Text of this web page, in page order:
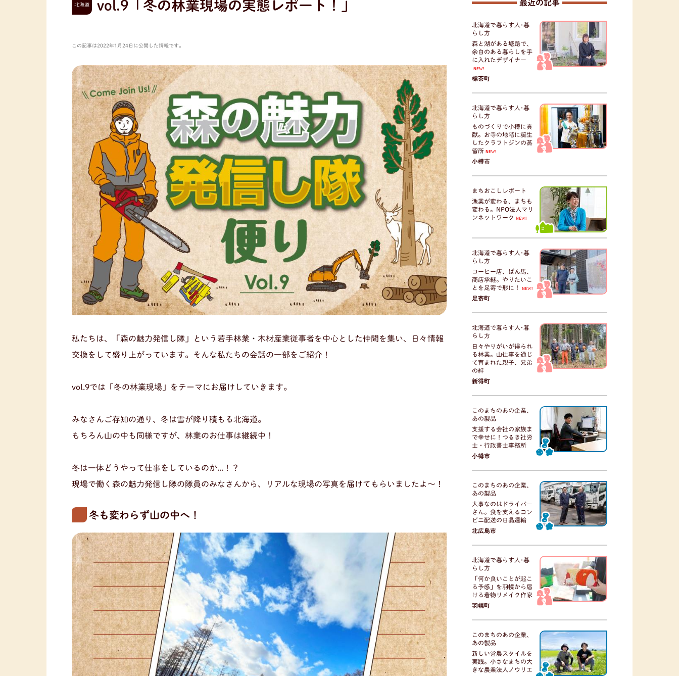
北海道 vol.9「冬の林業現場の実態レポート！」
この記事は2022年1月24日に公開した情報です。
私たちは、「森の魅力発信し隊」という若手林業・木材産業従事者を中心とした仲間を集い、日々情報
交換をして盛り上がっています。そんな私たちの会話の一部をご紹介！
vol.9では「冬の林業現場」をテーマにお届けしていきます。
みなさんご存知の通り、冬は雪が降り積もる北海道。
もちろん山の中も同様ですが、林業のお仕事は継続中！
冬は一体どうやって仕事をしているのか...！？
現場で働く森の魅力発信し隊の隊員のみなさんから、リアルな現場の写真を届けてもらいましたよ〜！
冬も変わらず山の中へ！
最近の記事
北海道で暮らす人･暮
らし方
森と湖がある塘路で、
余白のある暮らしを手
に入れたデザイナー
NEW!
標茶町
北海道で暮らす人･暮
らし方
ものづくりで小樽に貢
献。お寺の地階に誕生
したクラフトジンの蒸
留所 NEW!
小樽市
まちおこしレポート
漁業が変わる、まちも
変わる。NPO法人マリ
ンネットワーク
NEW!
北海道で暮らす人･暮
らし方
コーヒー店、ばん馬、
商店承継。やりたいこ
とを足寄で形に！
NEW!
足寄町
北海道で暮らす人･暮
らし方
日々やりがいが得られ
る林業。山仕事を通じ
て育まれた親子、兄弟
の絆
新得町
このまちのあの企業、
あの製品
支援する会社の家族ま
で幸せに！つるき社労
士・行政書士事務所
小樽市
このまちのあの企業、
あの製品
大事なのはドライバー
さん。食を支えるコン
ビニ配送の日晶運輸
北広島市
北海道で暮らす人･暮
らし方
「何か良いことが起こ
る予感」を羽幌から届
ける着物リメイク作家
羽幌町
このまちのあの企業、
あの製品
新しい営農スタイルを
実践。小さなまちの大
きな農業法人ノウリエ